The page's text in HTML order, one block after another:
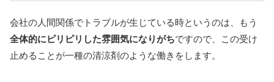
会社の人間関係でトラブルが生じている時というのは、もう
全体的にピリピリした雰囲気になりがちですので、この受け
止めることが一種の清涼剤のような働きをします。